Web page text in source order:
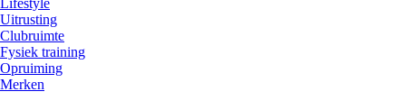
Lifestyle
Uitrusting
Clubruimte
Fysiek training
Opruiming
Merken